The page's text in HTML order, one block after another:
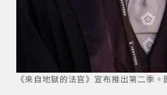
《來自地獄的法官》宣布推出第二季